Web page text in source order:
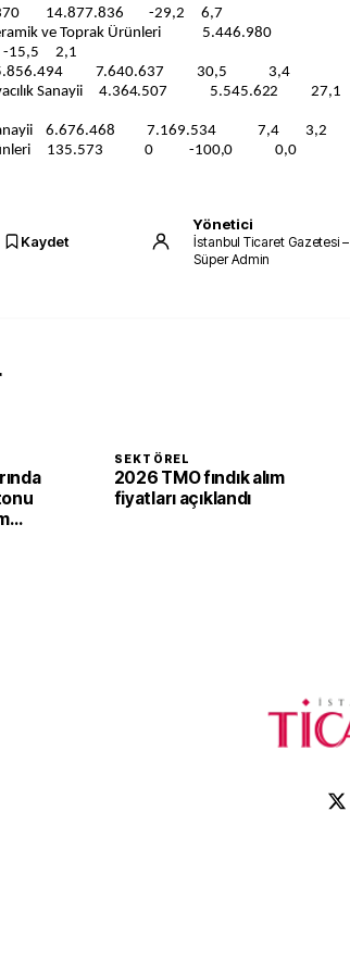
14.877.836 -29,2 6,7
ve Toprak Ürünleri 5.446.980
2,1
7.640.637 30,5 3,4
Sanayii 4.364.507 5.545.622 27,1
Sanayii 6.676.468 7.169.534 7,4 3,2
Ürünleri 135.573 0 -100,0 0,0
Kaydet
Yönetici
İstanbul Ticaret Gazetesi –
Süper Admin
SEKTÖREL
2026 TMO fındık alım
fiyatları açıklandı